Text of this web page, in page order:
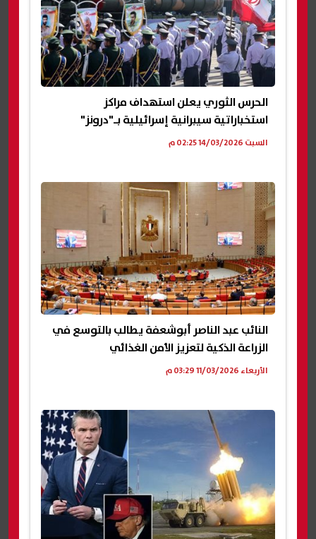
الحرس الثوري يعلن استهداف مراكز
استخباراتية سيبرانية إسرائيلية بـ"درونز"
السبت 14/03/2026 02:25 م
النائب عبد الناصر أبوشعفة يطالب بالتوسع في
الزراعة الذكية لتعزيز الأمن الغذائي
الأربعاء 11/03/2026 03:29 م